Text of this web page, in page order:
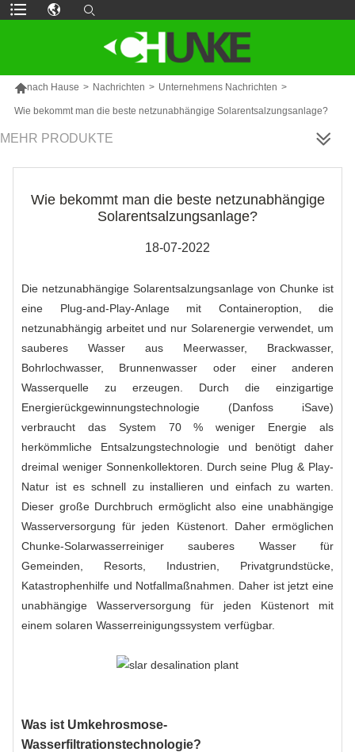
nach Hause > Nachrichten > Unternehmens Nachrichten >
Wie bekommt man die beste netzunabhängige Solarentsalzungsanlage?
MEHR PRODUKTE
Wie bekommt man die beste netzunabhängige
Solarentsalzungsanlage?
18-07-2022
Die netzunabhängige Solarentsalzungsanlage von Chunke ist
eine Plug-and-Play-Anlage mit Containeroption, die
netzunabhängig arbeitet und nur Solarenergie verwendet, um
sauberes Wasser aus Meerwasser, Brackwasser,
Bohrlochwasser, Brunnenwasser oder einer anderen
Wasserquelle zu erzeugen. Durch die einzigartige
Energierückgewinnungstechnologie (Danfoss iSave)
verbraucht das System 70 % weniger Energie als
herkömmliche Entsalzungstechnologie und benötigt daher
dreimal weniger Sonnenkollektoren. Durch seine Plug & Play-
Natur ist es schnell zu installieren und einfach zu warten.
Dieser große Durchbruch ermöglicht also eine unabhängige
Wasserversorgung für jeden Küstenort. Daher ermöglichen
Chunke-Solarwasserreiniger sauberes Wasser für
Gemeinden, Resorts, Industrien, Privatgrundstücke,
Katastrophenhilfe und Notfallmaßnahmen. Daher ist jetzt eine
unabhängige Wasserversorgung für jeden Küstenort mit
einem solaren Wasserreinigungssystem verfügbar.
Was ist Umkehrosmose-
Wasserfiltrationstechnologie?